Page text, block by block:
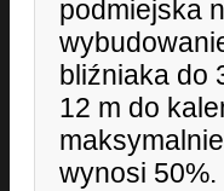
podmiejska
bliźniaka do
12 m do
wynosi 50%.